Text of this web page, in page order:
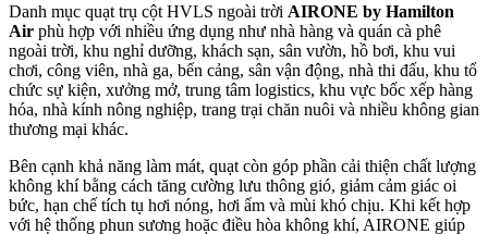
Danh mục quạt trụ cột HVLS ngoài trời AIRONE by Hamilton
Air phù hợp với nhiều ứng dụng như nhà hàng và quán cà phê
ngoài trời, khu nghỉ dưỡng, khách sạn, sân vườn, hồ bơi, khu vui
chơi, công viên, nhà ga, bến cảng, sân vận động, nhà thi đấu, khu tổ
chức sự kiện, xưởng mở, trung tâm logistics, khu vực bốc xếp hàng
hóa, nhà kính nông nghiệp, trang trại chăn nuôi và nhiều không gian
thương mại khác.
Bên cạnh khả năng làm mát, quạt còn góp phần cải thiện chất lượng
không khí bằng cách tăng cường lưu thông gió, giảm cảm giác oi
bức, hạn chế tích tụ hơi nóng, hơi ẩm và mùi khó chịu. Khi kết hợp
với hệ thống phun sương hoặc điều hòa không khí, AIRONE giúp